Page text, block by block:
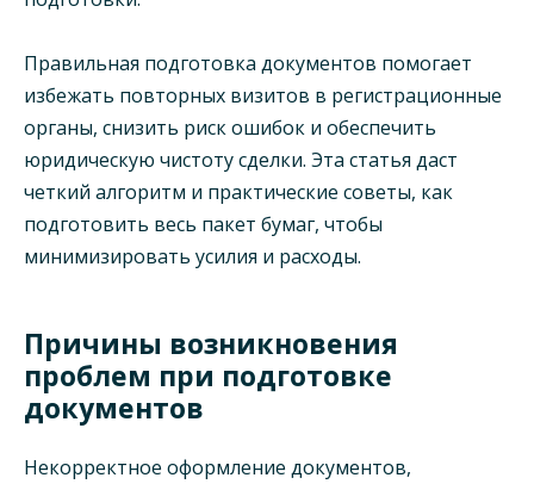
Правильная подготовка документов помогает
избежать повторных визитов в регистрационные
органы, снизить риск ошибок и обеспечить
юридическую чистоту сделки. Эта статья даст
четкий алгоритм и практические советы, как
подготовить весь пакет бумаг, чтобы
минимизировать усилия и расходы.
Причины возникновения
проблем при подготовке
документов
Некорректное оформление документов,